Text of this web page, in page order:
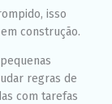
isso
construção.
regras de
com tarefas